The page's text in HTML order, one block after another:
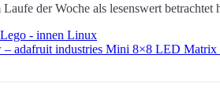
Laufe der Woche als lesenswert
- innen Linux
– adafruit industries Mini 8×8 LED